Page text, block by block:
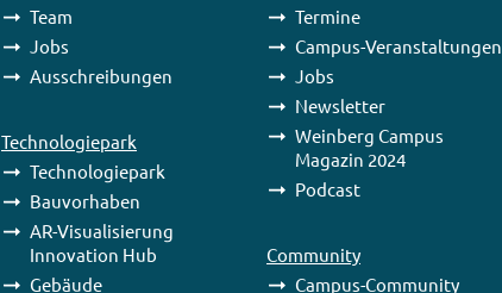
Team
Jobs
Ausschreibungen
Technologiepark
Technologiepark
Bauvorhaben
AR-Visualisierung
Innovation Hub
Gebäude
Termine
Campus-Veranstaltungen
Jobs
Newsletter
Weinberg Campus
Magazin 2024
Podcast
Community
Campus-Community